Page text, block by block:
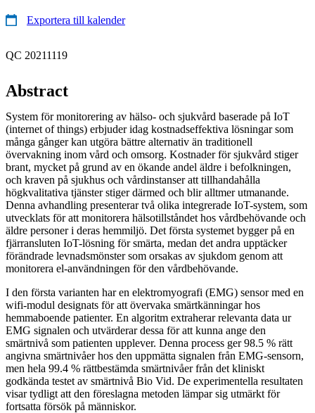
Exportera till kalender
QC 20211119
Abstract
System för monitorering av hälso- och sjukvård baserade på IoT
(internet of things) erbjuder idag kostnadseffektiva lösningar som
många gånger kan utgöra bättre alternativ än traditionell
övervakning inom vård och omsorg. Kostnader för sjukvård stiger
brant, mycket på grund av en ökande andel äldre i befolkningen,
och kraven på sjukhus och vårdinstanser att tillhandahålla
högkvalitativa tjänster stiger därmed och blir alltmer utmanande.
Denna avhandling presenterar två olika integrerade IoT-system, som
utvecklats för att monitorera hälsotillståndet hos vårdbehövande och
äldre personer i deras hemmiljö. Det första systemet bygger på en
fjärransluten IoT-lösning för smärta, medan det andra upptäcker
förändrade levnadsmönster som orsakas av sjukdom genom att
monitorera el-användningen för den vårdbehövande.
I den första varianten har en elektromyografi (EMG) sensor med en
wifi-modul designats för att övervaka smärtkänningar hos
hemmaboende patienter. En algoritm extraherar relevanta data ur
EMG signalen och utvärderar dessa för att kunna ange den
smärtnivå som patienten upplever. Denna process ger 98.5 % rätt
angivna smärtnivåer hos den uppmätta signalen från EMG-sensorn,
men hela 99.4 % rättbestämda smärtnivåer från det kliniskt
godkända testet av smärtnivå Bio Vid. De experimentella resultaten
visar tydligt att den föreslagna metoden lämpar sig utmärkt för
fortsatta försök på människor.